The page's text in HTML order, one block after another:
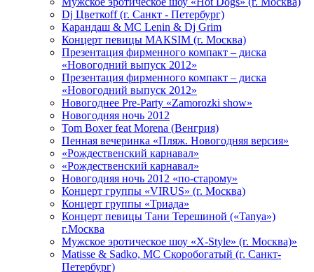
Dj Цветкоff (г. Санкт - Петербург)
Карандаш & МС Lenin & Dj Grim
Концерт певицы МАКSIМ (г. Москва)
Презентация фирменного компакт – диска
«Новогодний выпуск 2012»
Презентация фирменного компакт – диска
«Новогодний выпуск 2012»
Новогоднее Pre-Party «Zamorozki show»
Новогодняя ночь 2012
Tom Boxer feat Morena (Венгрия)
Пенная вечеринка «Пляж. Новогодняя версия»
«Рождественский карнавал»
«Рождественский карнавал»
Новогодняя ночь 2012 «по-старому»
Концерт группы «VIRUS» (г. Москва)
Концерт группы «Триада»
Концерт певицы Тани Терешиной («Tanya»)
г.Москва
Мужское эротическое шоу «X-Style» (г. Москва)»
Matissе & Sadko, MC Скоробогатый (г. Санкт-
Петербург)